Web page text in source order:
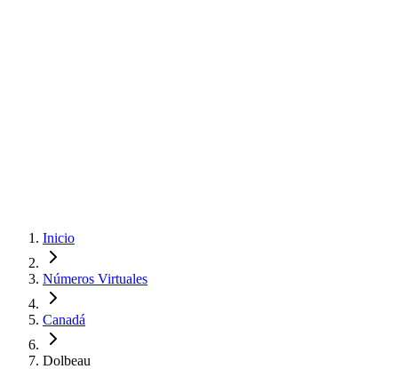
Inicio
Números Virtuales
Canadá
Dolbeau